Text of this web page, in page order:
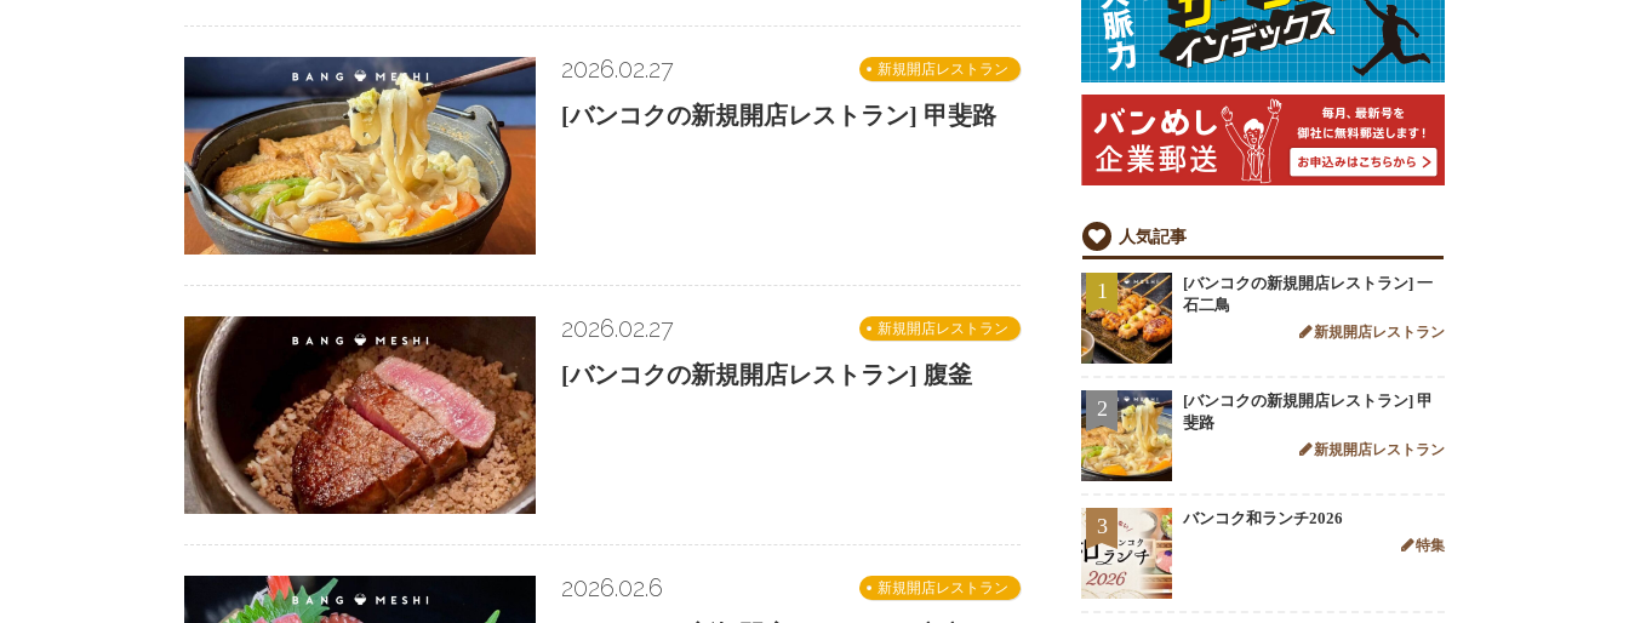
新規開店レストラン
2026.02.27
[バンコクの新規開店レストラン] 甲斐路
新規開店レストラン
2026.02.27
[バンコクの新規開店レストラン] 腹釜
新規開店レストラン
2026.02.6
人気記事
1
[バンコクの新規開店レストラン] 一
石二鳥
新規開店レストラン
2
[バンコクの新規開店レストラン] 甲
斐路
新規開店レストラン
3 バンコク和ランチ2026
特集